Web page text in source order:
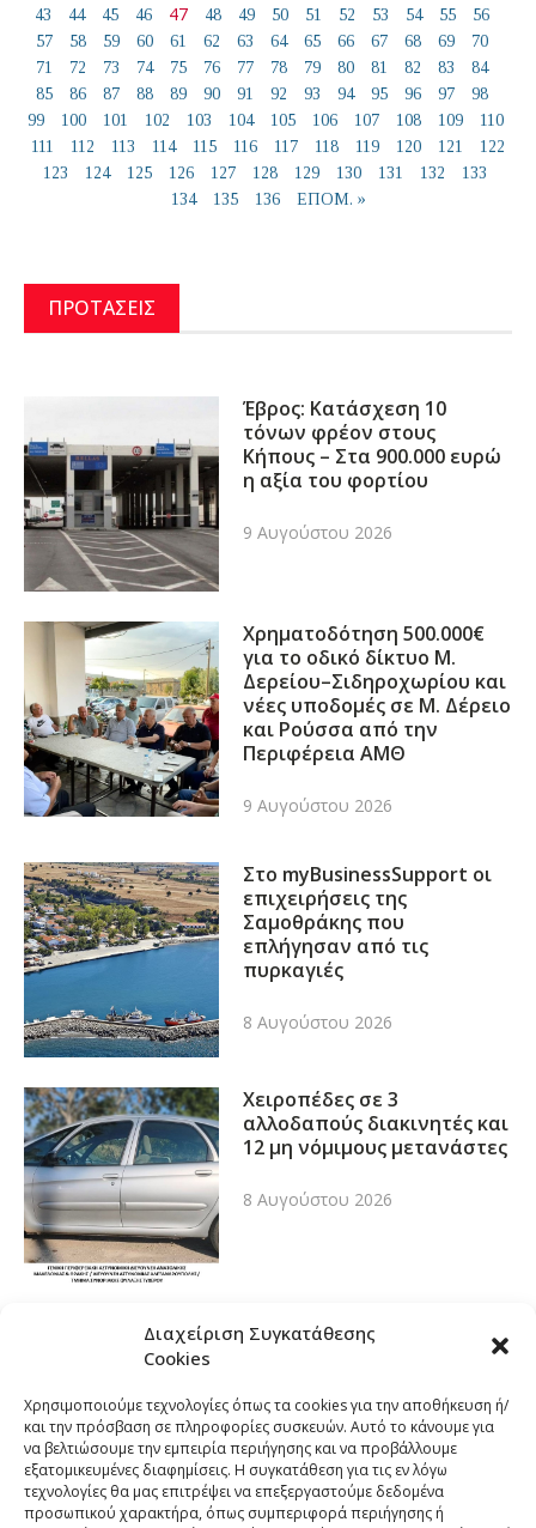
Διαχείριση Συγκατάθεσης
Cookies
Χρησιμοποιούμε τεχνολογίες όπως τα cookies για την αποθήκευση ή/
και την πρόσβαση σε πληροφορίες συσκευών. Αυτό το κάνουμε για
να βελτιώσουμε την εμπειρία περιήγησης και να προβάλλουμε
εξατομικευμένες διαφημίσεις. Η συγκατάθεση για τις εν λόγω
τεχνολογίες θα μας επιτρέψει να επεξεργαστούμε δεδομένα
προσωπικού χαρακτήρα, όπως συμπεριφορά περιήγησης ή
43
44 45 46 47 48 49 50 51 52 53 54 55
56
57
58 59 60 61 62 63 64 65 66 67 68 69
70
71
72 73 74 75 76 77 78 79 80 81 82 83
84
85
86 87 88 89 90 91 92 93 94 95 96 97
98
99
100 101 102 103 104 105 106 107 108 109
110
111
112 113 114 115 116 117 118 119 120 121
122
123
124 125 126 127 128 129 130 131 132
133
134
135 136 ΕΠΟΜ. »
ΠΡΟΤΑΣΕΙΣ
Έβρος: Κατάσχεση 10
τόνων φρέον στους
Κήπους – Στα 900.000 ευρώ
η αξία του φορτίου
9 Αυγούστου 2026
Χρηματοδότηση 500.000€
για το οδικό δίκτυο Μ.
Δερείου–Σιδηροχωρίου και
νέες υποδομές σε Μ. Δέρειο
και Ρούσσα από την
Περιφέρεια ΑΜΘ
9 Αυγούστου 2026
Στο myBusinessSupport οι
επιχειρήσεις της
Σαμοθράκης που
επλήγησαν από τις
πυρκαγιές
8 Αυγούστου 2026
Χειροπέδες σε 3
αλλοδαπούς διακινητές και
12 μη νόμιμους μετανάστες
8 Αυγούστου 2026